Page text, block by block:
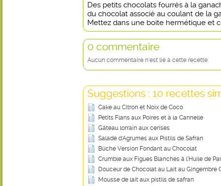
Des petits chocolats fourrés à la
du chocolat associé au coulant de la
Mettez dans une boite hermétique et
0 commentaire
Aucun commentaire n'est lié à cette recette
Suggestions : 10 recettes
Cake au Citron et Noix de Coco
Petits Flans aux Poires et à la Cannelle
Gâteau lorrain aux cerises
Salade d'Agrumes aux Pistils de Safran
Bûche Version Fondant au Chocolat
Crumble aux Figues Blanches à l’Huile de
Douceur de Chocolat au Lait au Gingembre
Mousse de lait aux pistils de safran